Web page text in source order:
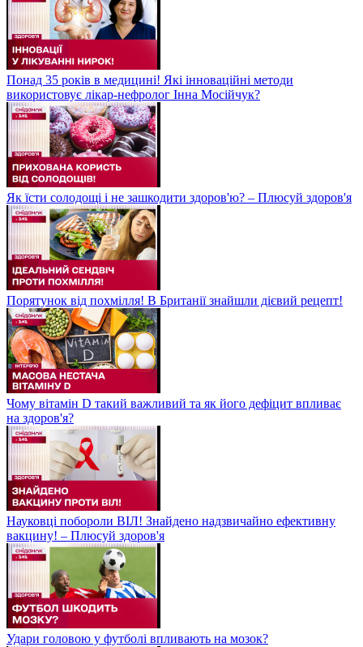
Понад 35 років в медицині! Які інноваційні методи
використовує лікар-нефролог Інна Мосійчук?
Як їсти солодощі і не зашкодити здоров'ю? – Плюсуй здоров'я
Порятунок від похмілля! В Британії знайшли дієвий рецепт!
Чому вітамін D такий важливий та як його дефіцит впливає
на здоров'я?
Науковці побороли ВІЛ! Знайдено надзвичайно ефективну
вакцину! – Плюсуй здоров'я
Удари головою у футболі впливають на мозок?